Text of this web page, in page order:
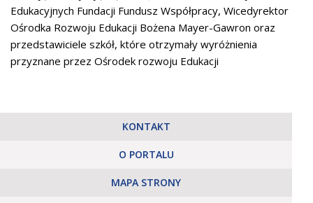
Edukacyjnych Fundacji Fundusz Współpracy, Wicedyrektor
Ośrodka Rozwoju Edukacji Bożena Mayer-Gawron oraz
przedstawiciele szkół, które otrzymały wyróżnienia
przyznane przez Ośrodek rozwoju Edukacji
KONTAKT
O PORTALU
MAPA STRONY